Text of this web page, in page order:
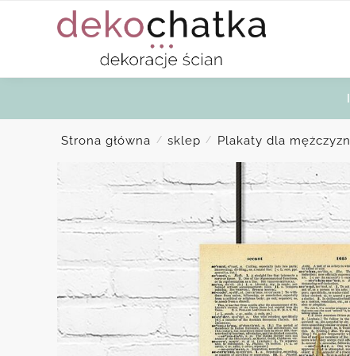
Strona główna / sklep / Plakaty dla mężczyzn